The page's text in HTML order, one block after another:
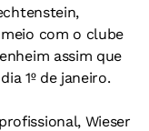
com o clube
assim que
1º de janeiro.
Wieser